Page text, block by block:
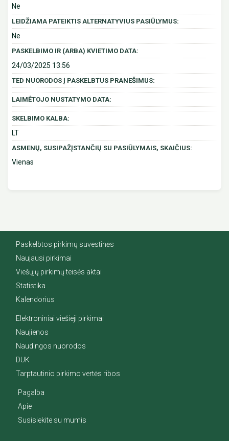
Ne
LEIDŽIAMA PATEIKTIS ALTERNATYVIUS PASIŪLYMUS:
Ne
PASKELBIMO IR (ARBA) KVIETIMO DATA:
24/03/2025 13:56
TED NUORODOS Į PASKELBTUS PRANEŠIMUS:
LAIMĖTOJO NUSTATYMO DATA:
SKELBIMO KALBA:
LT
ASMENŲ, SUSIPAŽĮSTANČIŲ SU PASIŪLYMAIS, SKAIČIUS:
Vienas
Paskelbtos pirkimų suvestinės
Naujausi pirkimai
Viešųjų pirkimų teisės aktai
Statistika
Kalendorius
Elektroniniai viešieji pirkimai
Naujienos
Naudingos nuorodos
DUK
Tarptautinio pirkimo vertės ribos
Pagalba
Apie
Susisiekite su mumis